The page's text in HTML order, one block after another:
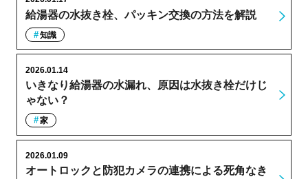
給湯器の水抜き栓、パッキン交換の方法を解説
知識
いきなり給湯器の水漏れ、原因は水抜き栓だけじ
ゃない？
2026.01.14
家
オートロックと防犯カメラの連携による死角なき
2026.01.09